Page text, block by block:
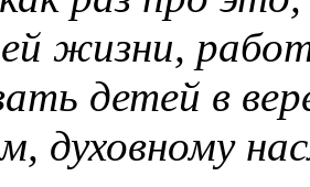
жизни,
детей в
духовному